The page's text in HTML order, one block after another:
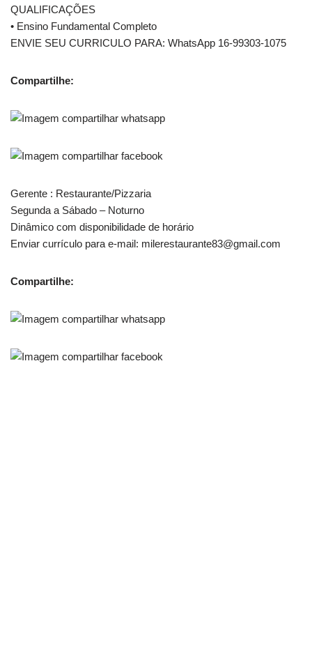
QUALIFICAÇÕES
• Ensino Fundamental Completo
ENVIE SEU CURRICULO PARA: WhatsApp 16-99303-1075
Compartilhe:
Gerente : Restaurante/Pizzaria
Segunda a Sábado – Noturno
Dinâmico com disponibilidade de horário
Enviar currículo para e-mail: milerestaurante83@gmail.com
Compartilhe: